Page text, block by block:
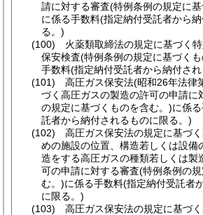
請に対する審査(特例条例の規定に
に係る手数料(指定納付受託者から
る。)
(100)
火薬類取締法の規定に基づく
保安検査(特例条例の規定に基づく
手数料(指定納付受託者から納付さ
(101)
高圧ガス保安法(昭和26年法律
づく高圧ガスの製造の許可の申請に
の規定に基づくものを含む。)に係
託者から納付されるものに限る。)
(102)
高圧ガス保安法の規定に基づ
めの施設の位置、構造若しくは設備
造をする高圧ガスの種類若しくは製
可の申請に対する審査(特例条例の
む。)に係る手数料(指定納付受託者
に限る。)
(103)
高圧ガス保安法の規定に基づ